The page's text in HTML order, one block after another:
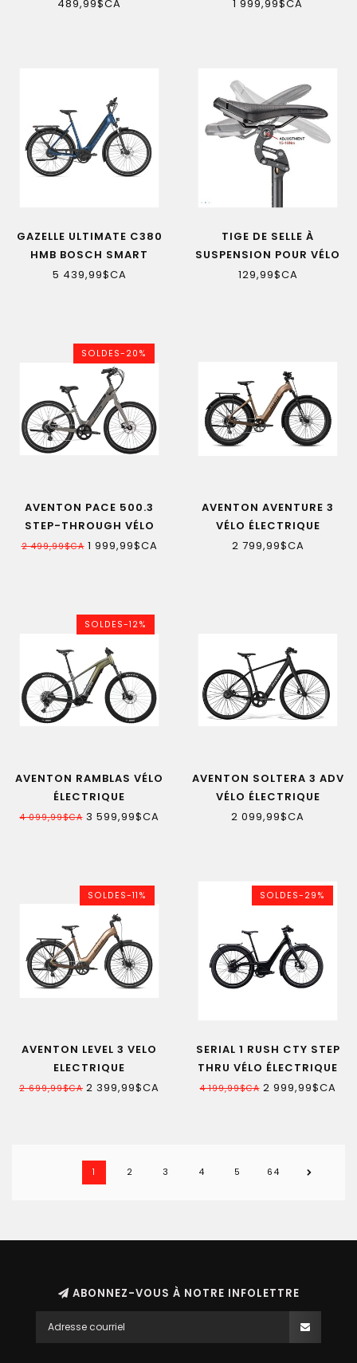
489,99$CA 1 999,99$CA
GAZELLE ULTIMATE C380
HMB BOSCH SMART
SYSTEM VÉLO
5 439,99$CA
TIGE DE SELLE À
SUSPENSION POUR VÉLO
129,99$CA
SOLDES-20%
AVENTON PACE 500.3
STEP-THROUGH VÉLO
ÉLECTRIQUE
2 499,99$CA1 999,99$CA
AVENTON AVENTURE 3
VÉLO ÉLECTRIQUE
2 799,99$CA
SOLDES-12%
AVENTON RAMBLAS VÉLO
ÉLECTRIQUE
4 099,99$CA3 599,99$CA
AVENTON SOLTERA 3 ADV
VÉLO ÉLECTRIQUE
2 099,99$CA
SOLDES-11%
AVENTON LEVEL 3 VELO
ELECTRIQUE
2 699,99$CA 2 399,99$CA
SOLDES-29%
SERIAL 1 RUSH CTY STEP
THRU VÉLO ÉLECTRIQUE
HYBRIDE
4 199,99$CA2 999,99$CA
1 2 3 4 5 64
ABONNEZ-VOUS À NOTRE INFOLETTRE